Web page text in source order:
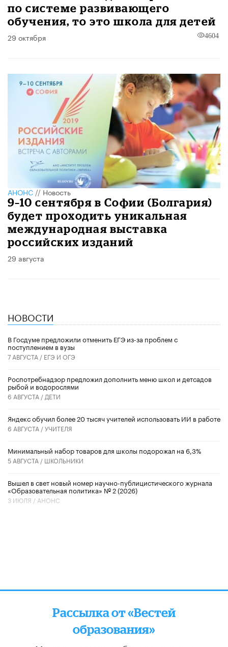
по системе развивающего
обучения, то это школа для детей
29 октября 4604
АНОНС//Новость
9–10 сентября в Софии (Болгария)
будет проходить уникальная
международная выставка
российских изданий
29 августа
НОВОСТИ
В Госдуме предложили отменить ЕГЭ из-за проблем с
поступлением в вузы
7 АВГУСТА / ЕГЭ И ОГЭ
Роспотребнадзор предложил дополнить меню школ и детсадов
рыбой и водорослями
6 АВГУСТА / ДЕТИ
​Яндекс обучил более 20 тысяч учителей использовать ИИ в работе
6 АВГУСТА /УЧИТЕЛЯ
Минимальный набор товаров для школы подорожал на 6,3%
5 АВГУСТА / ШКОЛЬНИКИ
Вышел в свет новый номер научно-публицистического журнала
«Образовательная политика» № 2 (2026)
3 ИЮЛЯ / АНОНС
Рассылка от «Вестей
образования»